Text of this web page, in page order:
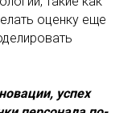
оценку еще
успех